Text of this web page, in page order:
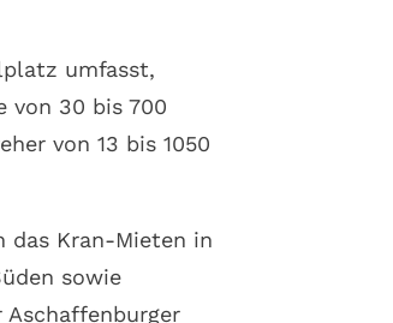
umfasst,
von 30 bis 700
von 13 bis 1050
das Kran-Mieten in
sowie